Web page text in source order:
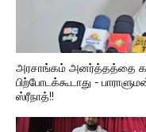
அரசாங்கம் அனர்த்தத்தை
பிற்போடக்கூடாது -
ஸ்ரீநாத்!!